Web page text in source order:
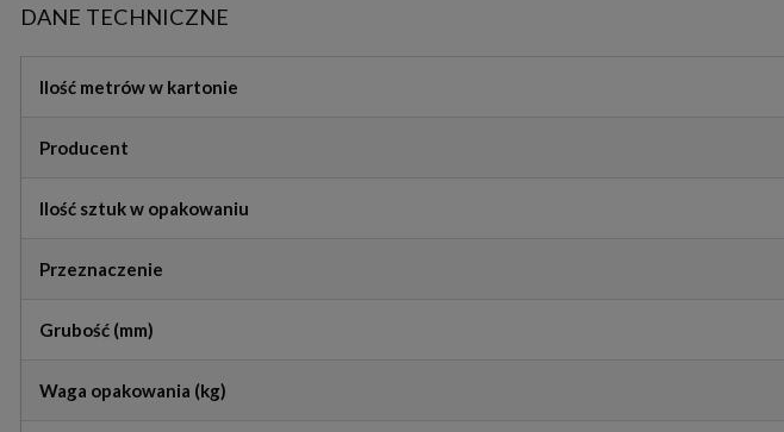
DANE TECHNICZNE
Ilość metrów w kartonie
Producent
Ilość sztuk w opakowaniu
Przeznaczenie
Grubość (mm)
Waga opakowania (kg)